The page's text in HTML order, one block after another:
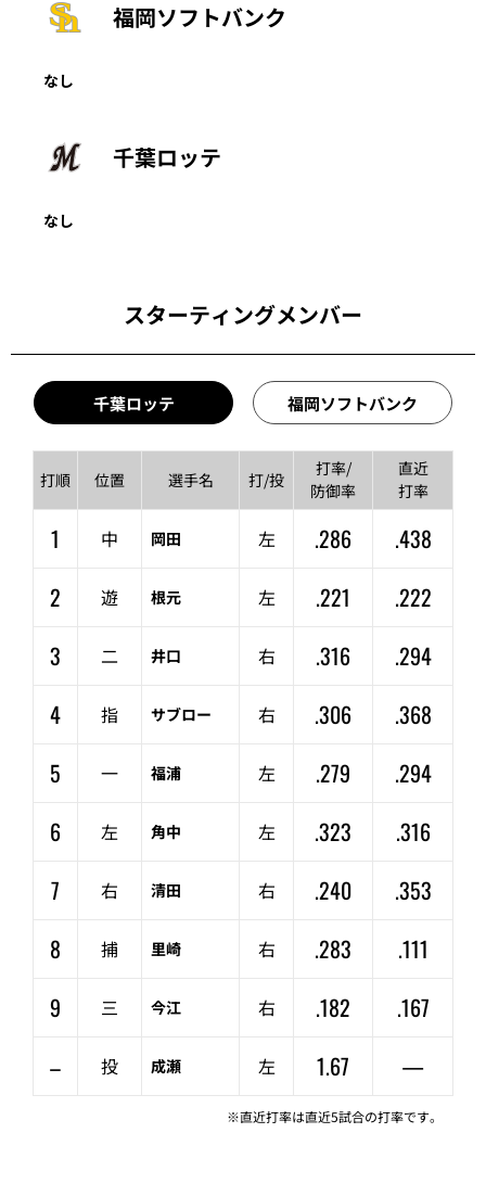
福岡ソフトバンク
なし
千葉ロッテ
なし
スターティングメンバー
千葉ロッテ 福岡ソフトバンク
打順 位置 選手名 打/投
打率/
防御率
直近
打率
1 中 岡田 左 .286
.438
2
遊 根元 左 .221
.222
3
二 井口 右 .316
.294
4
指 サブロー 右 .306
.368
5
一 福浦 左 .279
.294
6
左 角中 左 .323
.316
7
右 清田 右 .240
.353
8
捕 里崎 右 .283
.111
9
三 今江 右 .182
.167
–
投 成瀬 左 1.67 —
※直近打率は直近5試合の打率です。